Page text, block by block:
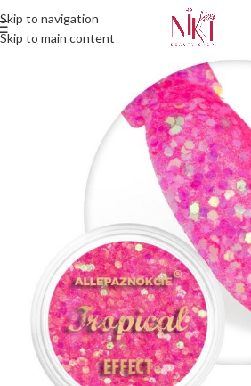
Skip to navigation
Skip to main content